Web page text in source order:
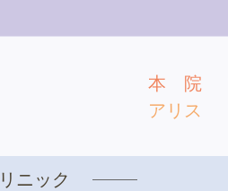
本 院
アリス
ニック